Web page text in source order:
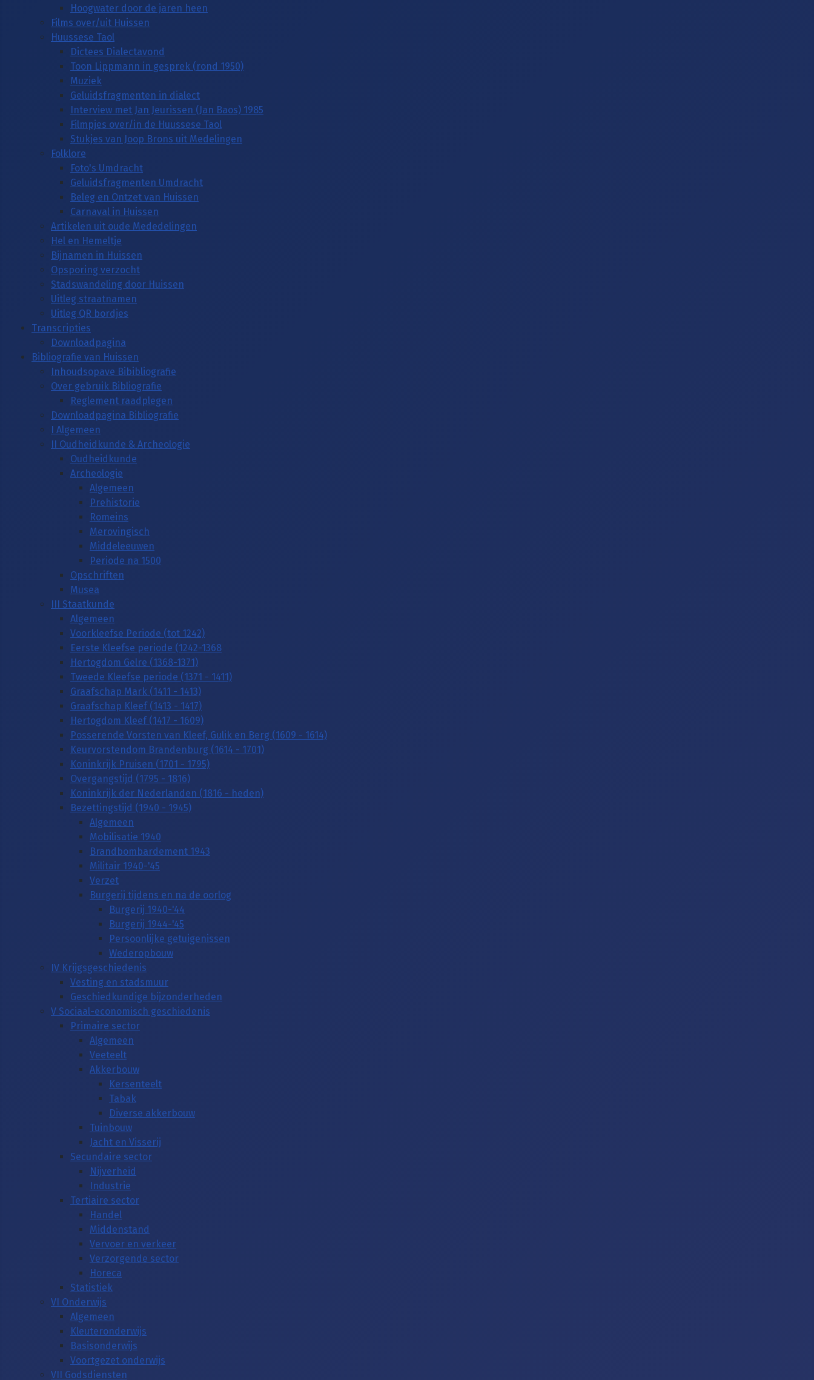
Hoogwater door de jaren heen
Films over/uit Huissen
Huussese Taol
Dictees Dialectavond
Toon Lippmann in gesprek (rond 1950)
Muziek
Geluidsfragmenten in dialect
Interview met Jan Jeurissen (Jan Baos) 1985
Filmpjes over/in de Huussese Taol
Stukjes van Joop Brons uit Medelingen
Folklore
Foto's Umdracht
Geluidsfragmenten Umdracht
Beleg en Ontzet van Huissen
Carnaval in Huissen
Artikelen uit oude Mededelingen
Hel en Hemeltje
Bijnamen in Huissen
Opsporing verzocht
Stadswandeling door Huissen
Uitleg straatnamen
Uitleg QR bordjes
Transcripties
Downloadpagina
Bibliografie van Huissen
Inhoudsopave Bibibliografie
Over gebruik Bibliografie
Reglement raadplegen
Downloadpagina Bibliografie
I Algemeen
II Oudheidkunde & Archeologie
Oudheidkunde
Archeologie
Algemeen
Prehistorie
Romeins
Merovingisch
Middeleeuwen
Periode na 1500
Opschriften
Musea
III Staatkunde
Algemeen
Voorkleefse Periode (tot 1242)
Eerste Kleefse periode (1242-1368
Hertogdom Gelre (1368-1371)
Tweede Kleefse periode (1371 - 1411)
Graafschap Mark (1411 - 1413)
Graafschap Kleef (1413 - 1417)
Hertogdom Kleef (1417 - 1609)
Posserende Vorsten van Kleef, Gulik en Berg (1609 - 1614)
Keurvorstendom Brandenburg (1614 - 1701)
Koninkrijk Pruisen (1701 - 1795)
Overgangstijd (1795 - 1816)
Koninkrijk der Nederlanden (1816 - heden)
Bezettingstijd (1940 - 1945)
Algemeen
Mobilisatie 1940
Brandbombardement 1943
Militair 1940-'45
Verzet
Burgerij tijdens en na de oorlog
Burgerij 1940-'44
Burgerij 1944-'45
Persoonlijke getuigenissen
Wederopbouw
IV Krijgsgeschiedenis
Vesting en stadsmuur
Geschiedkundige bijzonderheden
V Sociaal-economisch geschiedenis
Primaire sector
Algemeen
Veeteelt
Akkerbouw
Kersenteelt
Tabak
Diverse akkerbouw
Tuinbouw
Jacht en Visserij
Secundaire sector
Nijverheid
Industrie
Tertiaire sector
Handel
Middenstand
Vervoer en verkeer
Verzorgende sector
Horeca
Statistiek
VI Onderwijs
Algemeen
Kleuteronderwijs
Basisonderwijs
Voortgezet onderwijs
VII Godsdiensten